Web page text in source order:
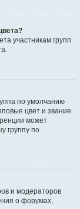
участникам групп
по умолчанию
цвет и звание
может
группу по
и модераторов
о форумах,